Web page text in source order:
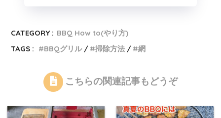
CATEGORY : BBQ How to(やり方)
TAGS :
BBQグリル 掃除方法 網
こちらの関連記事もどうぞ